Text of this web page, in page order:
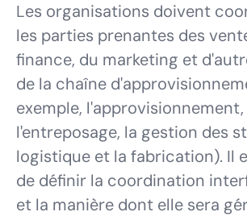
Les organisations doivent
les parties prenantes des
finance, du marketing et
de la chaîne
exemple, l'approvisionnement,
l'entreposage, la gestion des
logistique et la fabrication). Il
de définir la coordination
et la manière dont elle sera